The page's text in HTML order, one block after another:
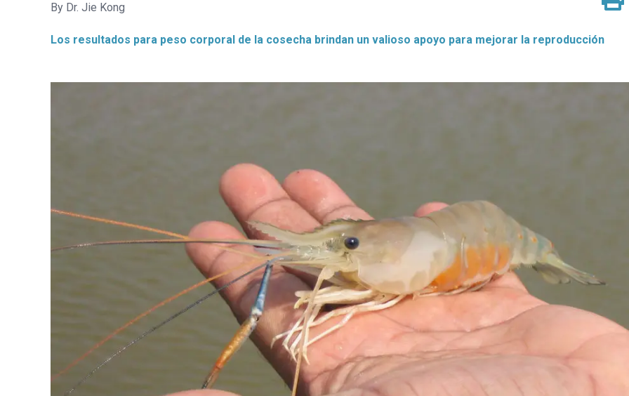
Dr. Jie Kong
Los resultados para peso corporal de la cosecha brindan un valioso apoyo para mejorar la reproducción